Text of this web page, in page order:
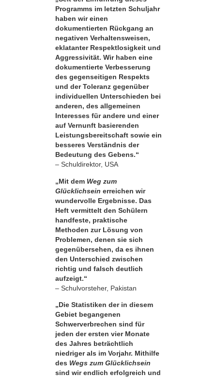
Programms im letzten Schuljahr
haben wir einen
dokumentierten Rückgang an
negativen Verhaltensweisen,
eklatanter Respekt­losigkeit und
Aggressivität. Wir haben eine
dokumentierte Verbesserung
des gegenseitigen Respekts
und der Toleranz gegenüber
individuellen Unterschieden bei
anderen, des allgemeinen
Interesses für andere und einer
auf Vernunft basierenden
Leistungsbereitschaft sowie ein
besseres Verständnis der
Bedeutung des Gebens.“
– Schuldirektor, USA
„Mit dem Weg zum
Glücklichsein erreichen wir
wundervolle Ergebnisse. Das
Heft vermittelt den Schülern
handfeste, praktische
Methoden zur Lösung von
Problemen, denen sie sich
gegenübersehen, da es ihnen
den Unterschied zwischen
richtig und falsch deutlich
aufzeigt.“
– Schulvorsteher, Pakistan
„Die Statistiken der in diesem
Gebiet begangenen
Schwerverbrechen sind für
jeden der ersten vier Monate
des Jahres beträchtlich
niedriger als im Vorjahr. Mithilfe
des Wegs zum Glücklichsein
sind wir endlich erfolgreich und